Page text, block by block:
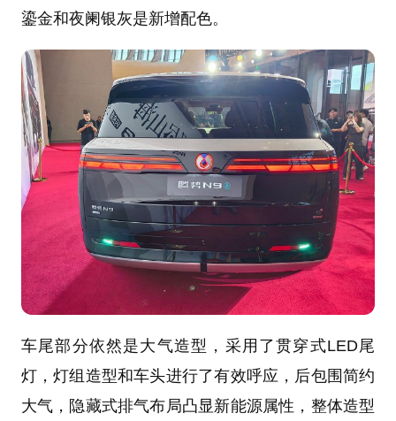
鎏金和夜阑银灰是新增配色。
车尾部分依然是大气造型，采用了贯穿式LED尾
灯，灯组造型和车头进行了有效呼应，后包围简约
大气，隐藏式排气布局凸显新能源属性，整体造型